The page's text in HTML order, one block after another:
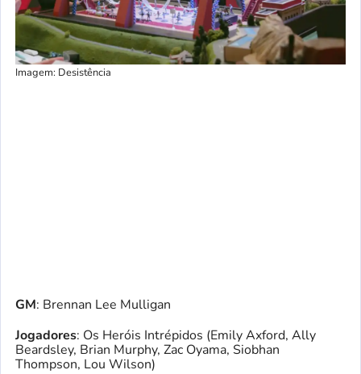
Imagem: Desistência
GM: Brennan Lee Mulligan
Jogadores: Os Heróis Intrépidos (Emily Axford, Ally
Beardsley, Brian Murphy, Zac Oyama, Siobhan
Thompson, Lou Wilson)